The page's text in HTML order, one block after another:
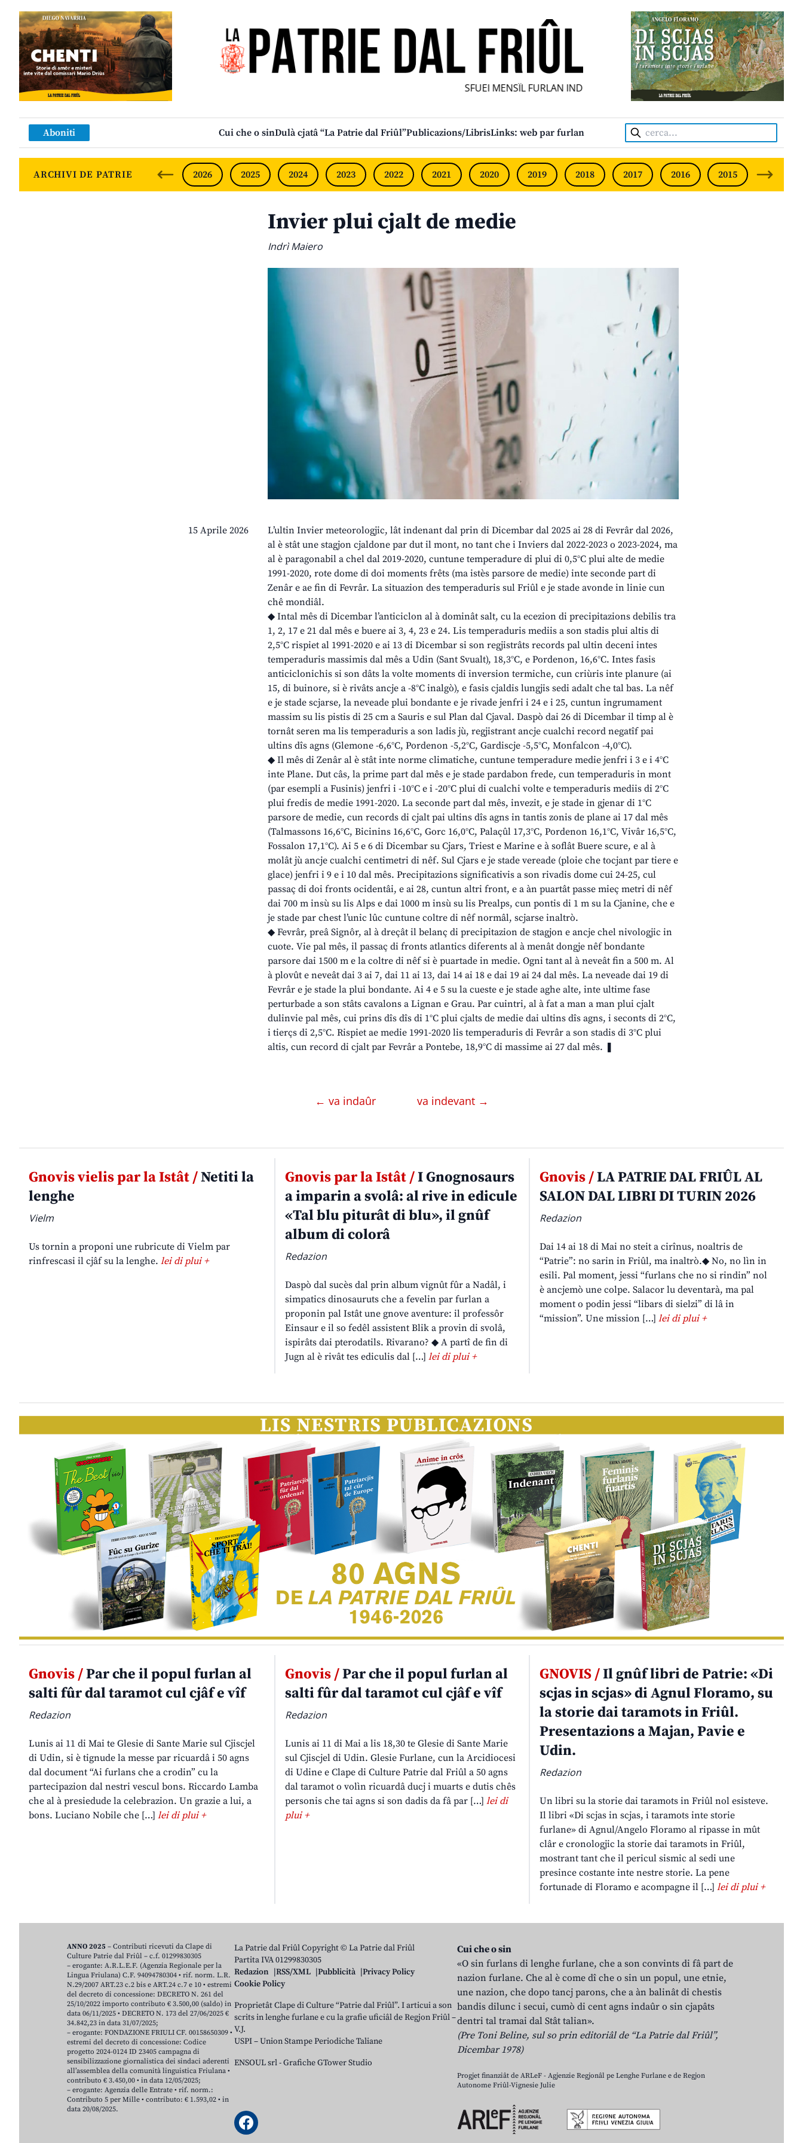
SFUEI MENSÎL FURLAN INDIPENDENT • INDEPENDENT FRIULIAN MONTHLY •
Aboniti Cui che o sinDulà cjatâ “La Patrie dal Friûl”Publicazions/LibrisLinks: web par furlan Cerca:
ARCHIVI DE PATRIE 2026 2025 2024 2023 2022 2021 2020 2019 2018 2017 2016 2015 2014
Invier plui cjalt de medie
Indrì Maiero
15 Aprile 2026
L’ultin Invier meteorologjic, lât indenant dal prin di Dicembar dal 2025 ai 28 di Fevrâr dal 2026,
al è stât une stagjon cjaldone par dut il mont, no tant che i Inviers dal 2022-2023 o 2023-2024, ma
al è paragonabil a chel dal 2019-2020, cuntune temperadure di plui di 0,5°C plui alte de medie
1991-2020, rote dome di doi moments frêts (ma istès parsore de medie) inte seconde part di
Zenâr e ae fin di Fevrâr. La situazion des temperaduris sul Friûl e je stade avonde in linie cun
chê mondiâl.
◆ Intal mês di Dicembar l’anticiclon al à dominât salt, cu la ecezion di precipitazions debilis tra
1, 2, 17 e 21 dal mês e buere ai 3, 4, 23 e 24. Lis temperaduris mediis a son stadis plui altis di
2,5°C rispiet al 1991-2020 e ai 13 di Dicembar si son regjistrâts records pal ultin deceni intes
temperaduris massimis dal mês a Udin (Sant Svualt), 18,3°C, e Pordenon, 16,6°C. Intes fasis
anticiclonichis si son dâts la volte moments di inversion termiche, cun criùris inte planure (ai
15, di buinore, si è rivâts ancje a -8°C inalgò), e fasis cjaldis lungjis sedi adalt che tal bas. La nêf
e je stade scjarse, la neveade plui bondante e je rivade jenfri i 24 e i 25, cuntun ingrumament
massim su lis pistis di 25 cm a Sauris e sul Plan dal Cjaval. Daspò dai 26 di Dicembar il timp al è
tornât seren ma lis temperaduris a son ladis jù, regjistrant ancje cualchi record negatîf pai
ultins dîs agns (Glemone -6,6°C, Pordenon -5,2°C, Gardiscje -5,5°C, Monfalcon -4,0°C).
◆ Il mês di Zenâr al è stât inte norme climatiche, cuntune temperadure medie jenfri i 3 e i 4°C
inte Plane. Dut câs, la prime part dal mês e je stade pardabon frede, cun temperaduris in mont
(par esempli a Fusinis) jenfri i -10°C e i -20°C plui di cualchi volte e temperaduris mediis di 2°C
plui fredis de medie 1991-2020. La seconde part dal mês, invezit, e je stade in gjenar di 1°C
parsore de medie, cun records di cjalt pai ultins dîs agns in tantis zonis de plane ai 17 dal mês
(Talmassons 16,6°C, Bicinins 16,6°C, Gorc 16,0°C, Palaçûl 17,3°C, Pordenon 16,1°C, Vivâr 16,5°C,
Fossalon 17,1°C). Ai 5 e 6 di Dicembar su Cjars, Triest e Marine e à soflât Buere scure, e al à
molât jù ancje cualchi centimetri di nêf. Sul Cjars e je stade vereade (ploie che tocjant par tiere e
glace) jenfri i 9 e i 10 dal mês. Precipitazions significativis a son rivadis dome cui 24-25, cul
passaç di doi fronts ocidentâi, e ai 28, cuntun altri front, e a àn puartât passe mieç metri di nêf
dai 700 m insù su lis Alps e dai 1000 m insù su lis Prealps, cun pontis di 1 m su la Cjanine, che e
je stade par chest l’unic lûc cuntune coltre di nêf normâl, scjarse inaltrò.
◆ Fevrâr, preâ Signôr, al à dreçât il belanç di precipitazion de stagjon e ancje chel nivologjic in
cuote. Vie pal mês, il passaç di fronts atlantics diferents al à menât dongje nêf bondante
parsore dai 1500 m e la coltre di nêf si è puartade in medie. Ogni tant al à neveât fin a 500 m. Al
à plovût e neveât dai 3 ai 7, dai 11 ai 13, dai 14 ai 18 e dai 19 ai 24 dal mês. La neveade dai 19 di
Fevrâr e je stade la plui bondante. Ai 4 e 5 su la cueste e je stade aghe alte, inte ultime fase
perturbade a son stâts cavalons a Lignan e Grau. Par cuintri, al à fat a man a man plui cjalt
dulinvie pal mês, cui prins dîs dîs di 1°C plui cjalts de medie dai ultins dîs agns, i seconts di 2°C,
i tierçs di 2,5°C. Rispiet ae medie 1991-2020 lis temperaduris di Fevrâr a son stadis di 3°C plui
altis, cun record di cjalt par Fevrâr a Pontebe, 18,9°C di massime ai 27 dal mês. ❚
← va indaûr va indevant →
Gnovis vielis par la Istât /Netiti la
lenghe
Vielm
Us tornin a proponi une rubricute di Vielm par
rinfrescasi il cjâf su la lenghe. lei di plui +
Gnovis par la Istât /I Gnognosaurs
a imparin a svolâ: al rive in edicule
«Tal blu piturât di blu», il gnûf
album di colorâ
Redazion
Daspò dal sucès dal prin album vignût fûr a Nadâl, i
simpatics dinosauruts che a fevelin par furlan a
proponin pal Istât une gnove aventure: il professôr
Einsaur e il so fedêl assistent Blik a provin di svolâ,
ispirâts dai pterodatils. Rivarano? ◆ A partî de fin di
Jugn al è rivât tes ediculis dal […] lei di plui +
Gnovis /LA PATRIE DAL FRIÛL AL
SALON DAL LIBRI DI TURIN 2026
Redazion
Dai 14 ai 18 di Mai no steit a cirînus, noaltris de
“Patrie”: no sarin in Friûl, ma inaltrò.◆ No, no lìn in
esili. Pal moment, jessi “furlans che no si rindin” nol
è ancjemò une colpe. Salacor lu deventarà, ma pal
moment o podin jessi “libars di sielzi” di lâ in
“mission”. Une mission […]lei di plui +
Gnovis /Par che il popul furlan al
salti fûr dal taramot cul cjâf e vîf
Redazion
Lunis ai 11 di Mai te Glesie di Sante Marie sul Cjiscjel
di Udin, si è tignude la messe par ricuardâ i 50 agns
dal document “Ai furlans che a crodin” cu la
partecipazion dal nestri vescul bons. Riccardo Lamba
che al à presiedude la celebrazion. Un grazie a lui, a
bons. Luciano Nobile che […] lei di plui +
Gnovis /Par che il popul furlan al
salti fûr dal taramot cul cjâf e vîf
Redazion
Lunis ai 11 di Mai a lis 18,30 te Glesie di Sante Marie
sul Cjiscjel di Udin. Glesie Furlane, cun la Arcidiocesi
di Udine e Clape di Culture Patrie dal Friûl a 50 agns
dal taramot o volìn ricuardâ ducj i muarts e dutis chês
personis che tai agns si son dadis da fâ par […] lei di
plui +
GNOVIS /Il gnûf libri de Patrie: «Di
scjas in scjas» di Agnul Floramo, su
la storie dai taramots in Friûl.
Presentazions a Majan, Pavie e
Udin.
Redazion
Un libri su la storie dai taramots in Friûl nol esisteve.
Il libri «Di scjas in scjas, i taramots inte storie
furlane» di Agnul/Angelo Floramo al ripasse in mût
clâr e cronologjic la storie dai taramots in Friûl,
mostrant tant che il pericul sismic al sedi une
presince costante inte nestre storie. La pene
fortunade di Floramo e acompagne il […]lei di plui +
La Patrie dal Friûl Copyright © La Patrie dal Friûl
Partita IVA 01299830305
Redazion
RSS/XML Pubblicità
Privacy Policy
Cookie Policy
Proprietât Clape di Culture “Patrie dal Friûl”. I articui a son
scrits in lenghe furlane e cu la grafie uficiâl de Regjon Friûl –
V.J.
USPI – Union Stampe Periodiche Taliane
ENSOUL srl-Grafiche GTower Studio
Cui che o sin
«O sin furlans di lenghe furlane, che a son convints di fâ part de
nazion furlane. Che al è come dî che o sin un popul, une etnie,
une nazion, che dopo tancj parons, che a àn balinât di chestis
bandis dilunc i secui, cumò di cent agns indaûr o sin cjapâts
dentri tal tramai dal Stât talian».
(Pre Toni Beline, sul so prin editoriâl de “La Patrie dal Friûl”,
Dicembar 1978)
Progjet finanziât de ARLeF - Agjenzie Regjonâl pe Lenghe Furlane e de Regjon
Autonome Friûl-Vignesie Julie
ANNO 2025 – Contributi ricevuti da Clape di
Culture Patrie dal Friûl – c.f. 01299830305
– erogante: A.R.L.E.F. (Agenzia Regionale per la
Lingua Friulana) C.F. 94094780304 • rif. norm. L.R.
N.29/2007 ART.23 c.2 bis e ART.24 c.7 e 10 • estremi
del decreto di concessione: DECRETO N. 261 del
25/10/2022 importo contributo € 3.500,00 (saldo) in
data 06/11/2025 • DECRETO N. 173 del 27/06/2025 €
34.842,23 in data 31/07/2025;
– erogante: FONDAZIONE FRIULI CF. 00158650309 •
estremi del decreto di concessione: Codice
progetto 2024-0124 ID 23405 campagna di
sensibilizzazione giornalistica dei sindaci aderenti
all’assemblea della comunità linguistica Friulana •
contributo € 3.450,00 • in data 12/05/2025;
– erogante: Agenzia delle Entrate • rif. norm.:
Contributo 5 per Mille • contributo: € 1.593,02 • in
data 20/08/2025.